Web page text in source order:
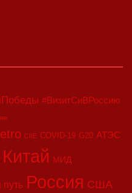
#ВизитСиВРоссию
CIIE COVID-19 G20 АТЭС
Китай МИД
путь Россия США